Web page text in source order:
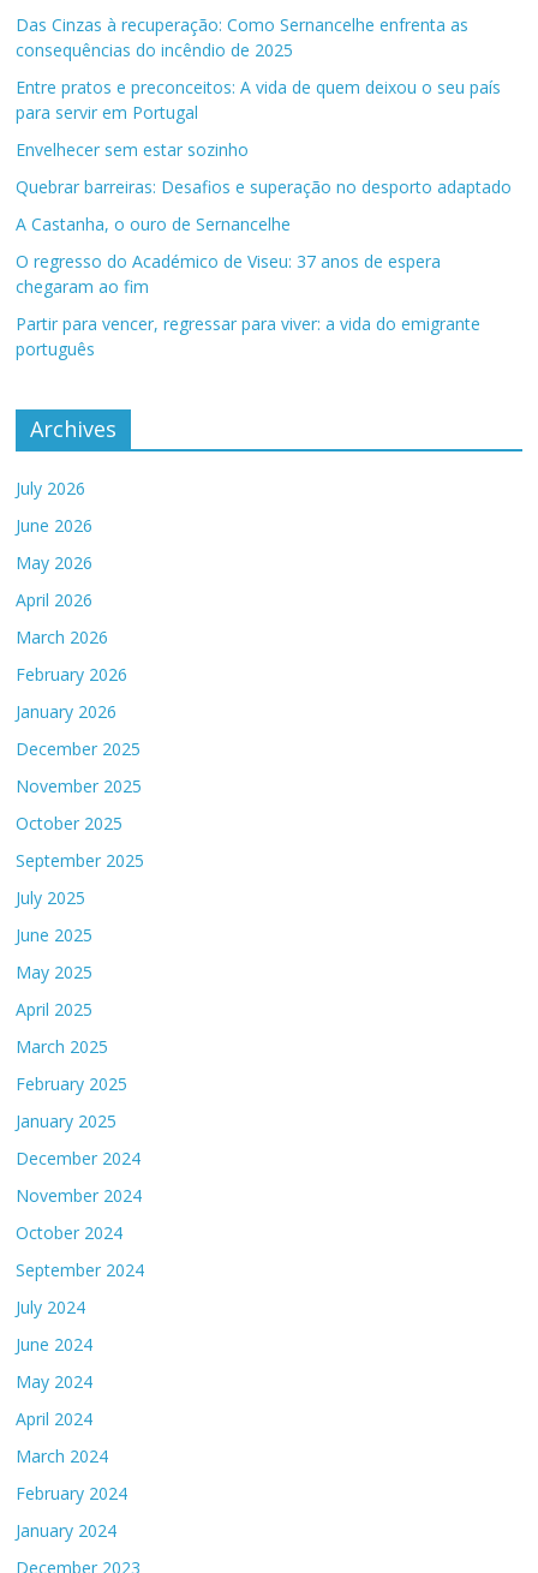
Das Cinzas à recuperação: Como Sernancelhe enfrenta as
consequências do incêndio de 2025
Entre pratos e preconceitos: A vida de quem deixou o seu país
para servir em Portugal
Envelhecer sem estar sozinho
Quebrar barreiras: Desafios e superação no desporto adaptado
A Castanha, o ouro de Sernancelhe
O regresso do Académico de Viseu: 37 anos de espera
chegaram ao fim
Partir para vencer, regressar para viver: a vida do emigrante
português
Archives
July 2026
June 2026
May 2026
April 2026
March 2026
February 2026
January 2026
December 2025
November 2025
October 2025
September 2025
July 2025
June 2025
May 2025
April 2025
March 2025
February 2025
January 2025
December 2024
November 2024
October 2024
September 2024
July 2024
June 2024
May 2024
April 2024
March 2024
February 2024
January 2024
December 2023